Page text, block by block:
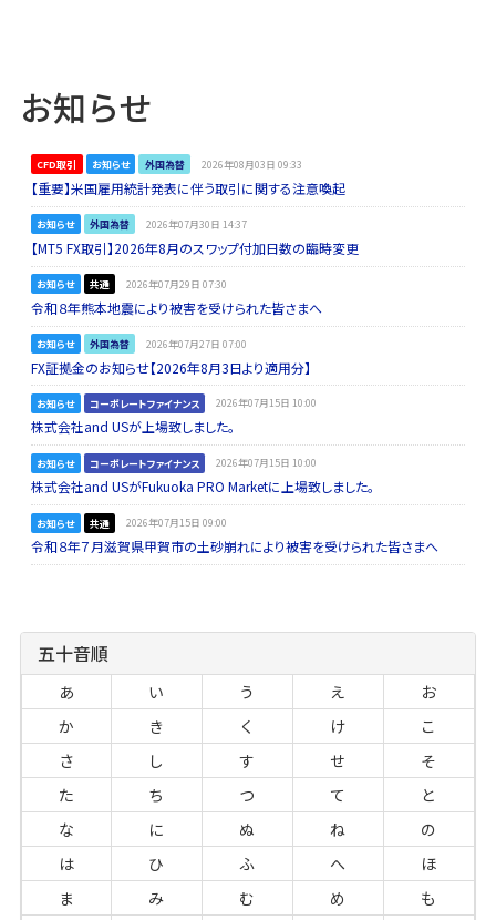
お知らせ
CFD取引 お知らせ 外国為替 2026年08月03日 09:33
【重要】米国雇用統計発表に伴う取引に関する注意喚起
お知らせ 外国為替 2026年07月30日 14:37
【MT5 FX取引】2026年8月のスワップ付加日数の臨時変更
お知らせ 共通 2026年07月29日 07:30
令和８年熊本地震により被害を受けられた皆さまへ
お知らせ 外国為替 2026年07月27日 07:00
FX証拠金のお知らせ【2026年8月3日より適用分】
お知らせ コーポレートファイナンス 2026年07月15日 10:00
株式会社and USが上場致しました。
お知らせ コーポレートファイナンス 2026年07月15日 10:00
株式会社and USがFukuoka PRO Marketに上場致しました。
お知らせ 共通 2026年07月15日 09:00
令和８年７月滋賀県甲賀市の土砂崩れにより被害を受けられた皆さまへ
五十音順
あ い う え
お
か
き く け
こ
さ
し す せ
そ
た
ち つ て
と
な
に ぬ ね
の
は
ひ ふ へ
ほ
ま
み む め
も